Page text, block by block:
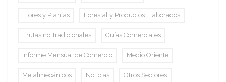
Flores y Plantas Forestal y Productos Elaborados
Frutas no Tradicionales Guías Comerciales
Informe Mensual de Comercio Medio Oriente
Metalmecánicos Noticias Otros Sectores